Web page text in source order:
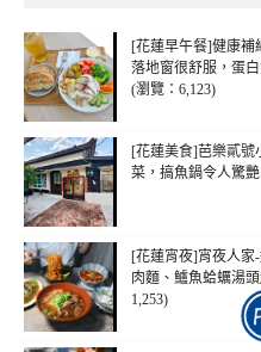
[花蓮早午餐]健康補
落地窗很舒服，蛋
(瀏覽：6,123)
[花蓮美食]芭樂貳號
菜，搞魚鍋令人驚
[花蓮宵夜]宵夜人家
肉麵、鱸魚蛤蠣湯
1,253)